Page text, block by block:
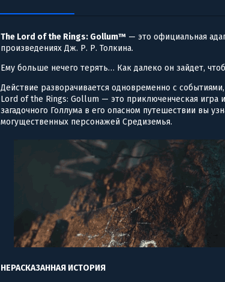
The Lord of the Rings: Gollum™ — это официальная
произведениях Дж. Р. Р. Толкина.
Ему больше нечего терять… Как далеко он зайдет,
Действие разворачивается одновременно с
Lord of the Rings: Gollum — это приключенческая игра
загадочного Голлума в его опасном путешествии вы
могущественных персонажей Средиземья.
НЕРАСКАЗАННАЯ ИСТОРИЯ